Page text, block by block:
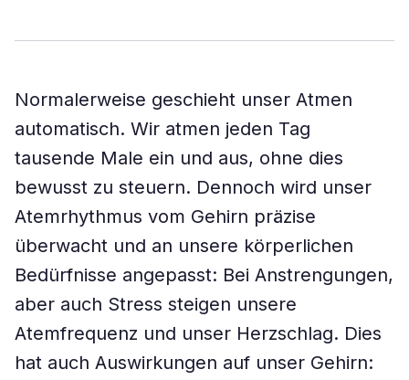
Normalerweise geschieht unser Atmen
automatisch. Wir atmen jeden Tag
tausende Male ein und aus, ohne dies
bewusst zu steuern. Dennoch wird unser
Atemrhythmus vom Gehirn präzise
überwacht und an unsere körperlichen
Bedürfnisse angepasst: Bei Anstrengungen,
aber auch Stress steigen unsere
Atemfrequenz und unser Herzschlag. Dies
hat auch Auswirkungen auf unser Gehirn: